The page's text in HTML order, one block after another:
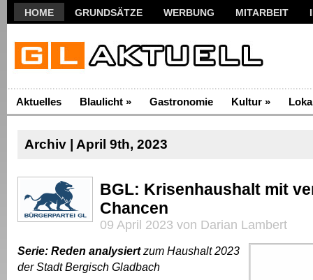
HOME GRUNDSÄTZE WERBUNG MITARBEIT
Aktuelles Blaulicht » Gastronomie Kultur »
Archiv | April 9th, 2023
BGL: Krisenhaushalt mit
Chancen
09 April 2023 von Darian Lambert
Serie: Reden analysiertzum Haushalt 2023
der Stadt Bergisch Gladbach